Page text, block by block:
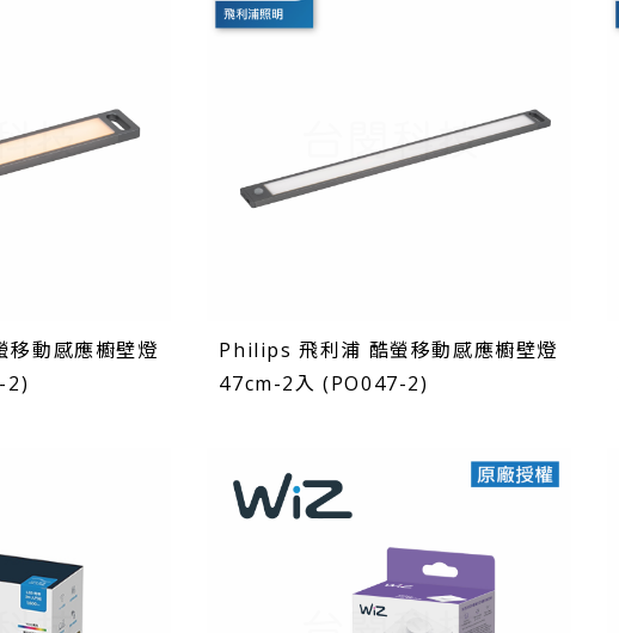
動感應櫥壁燈
2)
Philips 飛利浦 酷螢移動感應櫥壁燈
47cm-2入 (PO047-2)